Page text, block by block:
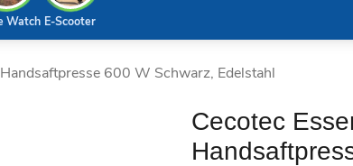
E-Scooter
Watch
600 W Schwarz, Edelstahl
Cecotec